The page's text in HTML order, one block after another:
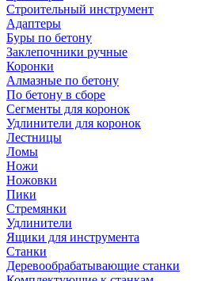
Строительный инструмент
Адаптеры
Буры по бетону
Заклепочники ручные
Коронки
Алмазные по бетону
По бетону в сборе
Сегменты для коронок
Удлинители для коронок
Лестницы
Ломы
Ножи
Ножовки
Пики
Стремянки
Удлинители
Ящики для инструмента
Станки
Деревообрабатывающие станки